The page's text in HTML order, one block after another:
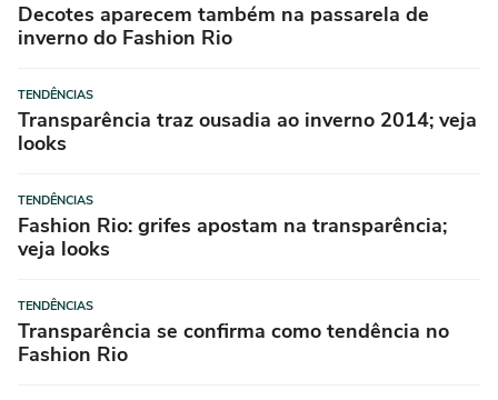
Decotes aparecem também na passarela de
inverno do Fashion Rio
TENDÊNCIAS
Transparência traz ousadia ao inverno 2014; veja
looks
TENDÊNCIAS
Fashion Rio: grifes apostam na transparência;
veja looks
TENDÊNCIAS
Transparência se confirma como tendência no
Fashion Rio